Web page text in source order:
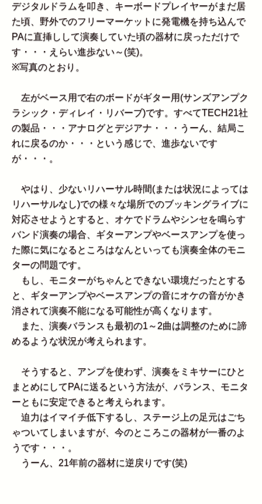
デジタルドラムを叩き、キーボードプレイヤーがまだ居
た頃、野外でのフリーマーケットに発電機を持ち込んで
PAに直挿しして演奏していた頃の器材に戻っただけで
す・・・えらい進歩ない～(笑)。
※写真のとおり。
左がベース用で右のボードがギター用(サンズアンプク
ラシック・ディレイ・リバーブ)です。すべてTECH21社
の製品・・・アナログとデジアナ・・・うーん、結局こ
れに戻るのか・・・という感じで、進歩ないです
が・・・。
やはり、少ないリハーサル時間(または状況によっては
リハーサルなし)での様々な場所でのブッキングライブに
対応させようとすると、オケでドラムやシンセを鳴らす
バンド演奏の場合、ギターアンプやベースアンプを使っ
た際に気になるところはなんといっても演奏全体のモニ
ターの問題です。
もし、モニターがちゃんとできない環境だったとする
と、ギターアンプやベースアンプの音にオケの音がかき
消されて演奏不能になる可能性が高くなります。
また、演奏バランスも最初の1～2曲は調整のために諦
めるような状況が考えられます。
そうすると、アンプを使わず、演奏をミキサーにひと
まとめにしてPAに送るという方法が、バランス、モニタ
ーともに安定できると考えられます。
迫力はイマイチ低下するし、ステージ上の足元はごち
ゃついてしまいますが、今のところこの器材が一番のよ
うです・・・。
うーん、21年前の器材に逆戻りです(笑)